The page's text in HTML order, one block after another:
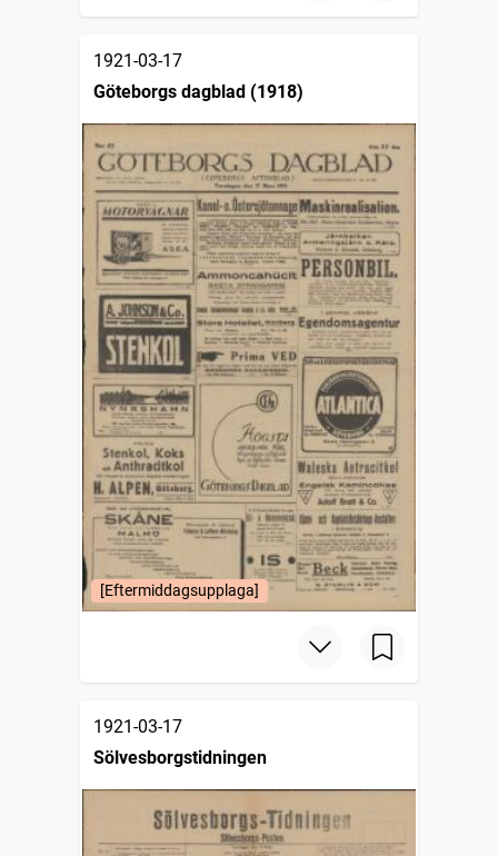
1921-03-17
Göteborgs dagblad (1918)
[Eftermiddagsupplaga]
1921-03-17
Sölvesborgstidningen